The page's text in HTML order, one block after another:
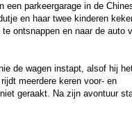
een parkeergarage in de
en haar twee kinderen
ontsnappen en naar de auto
de wagen instapt, alsof hij
meerdere keren voor- en
geraakt. Na zijn avontuur